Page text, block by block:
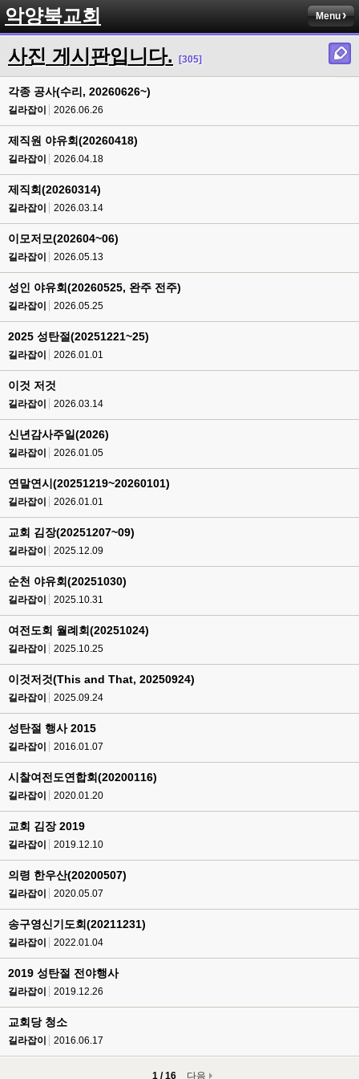
악양북교회 Menu
사진 게시판입니다. [305]
각종 공사(수리, 20260626~)
길라잡이 2026.06.26
제직원 야유회(20260418)
길라잡이 2026.04.18
제직회(20260314)
길라잡이 2026.03.14
이모저모(202604~06)
길라잡이 2026.05.13
성인 야유회(20260525, 완주 전주)
길라잡이 2026.05.25
2025 성탄절(20251221~25)
길라잡이 2026.01.01
이것 저것
길라잡이 2026.03.14
신년감사주일(2026)
길라잡이 2026.01.05
연말연시(20251219~20260101)
길라잡이 2026.01.01
교회 김장(20251207~09)
길라잡이 2025.12.09
순천 야유회(20251030)
길라잡이 2025.10.31
여전도회 월례회(20251024)
길라잡이 2025.10.25
이것저것(This and That, 20250924)
길라잡이 2025.09.24
성탄절 행사 2015
길라잡이 2016.01.07
시찰여전도연합회(20200116)
길라잡이 2020.01.20
교회 김장 2019
길라잡이 2019.12.10
의령 한우산(20200507)
길라잡이 2020.05.07
송구영신기도회(20211231)
길라잡이 2022.01.04
2019 성탄절 전야행사
길라잡이 2019.12.26
교회당 청소
길라잡이 2016.06.17
1 / 16 다음